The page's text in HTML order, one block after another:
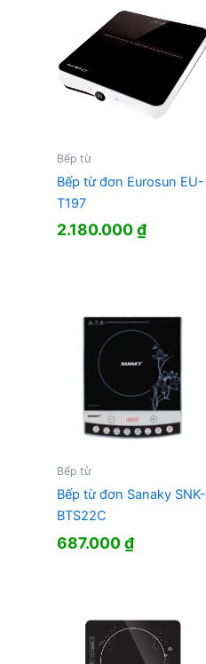
Bếp từ
Bếp từ đơn Eurosun EU-
T197
2.180.000₫
Bếp từ
Bếp từ đơn Sanaky SNK-
BTS22C
687.000₫